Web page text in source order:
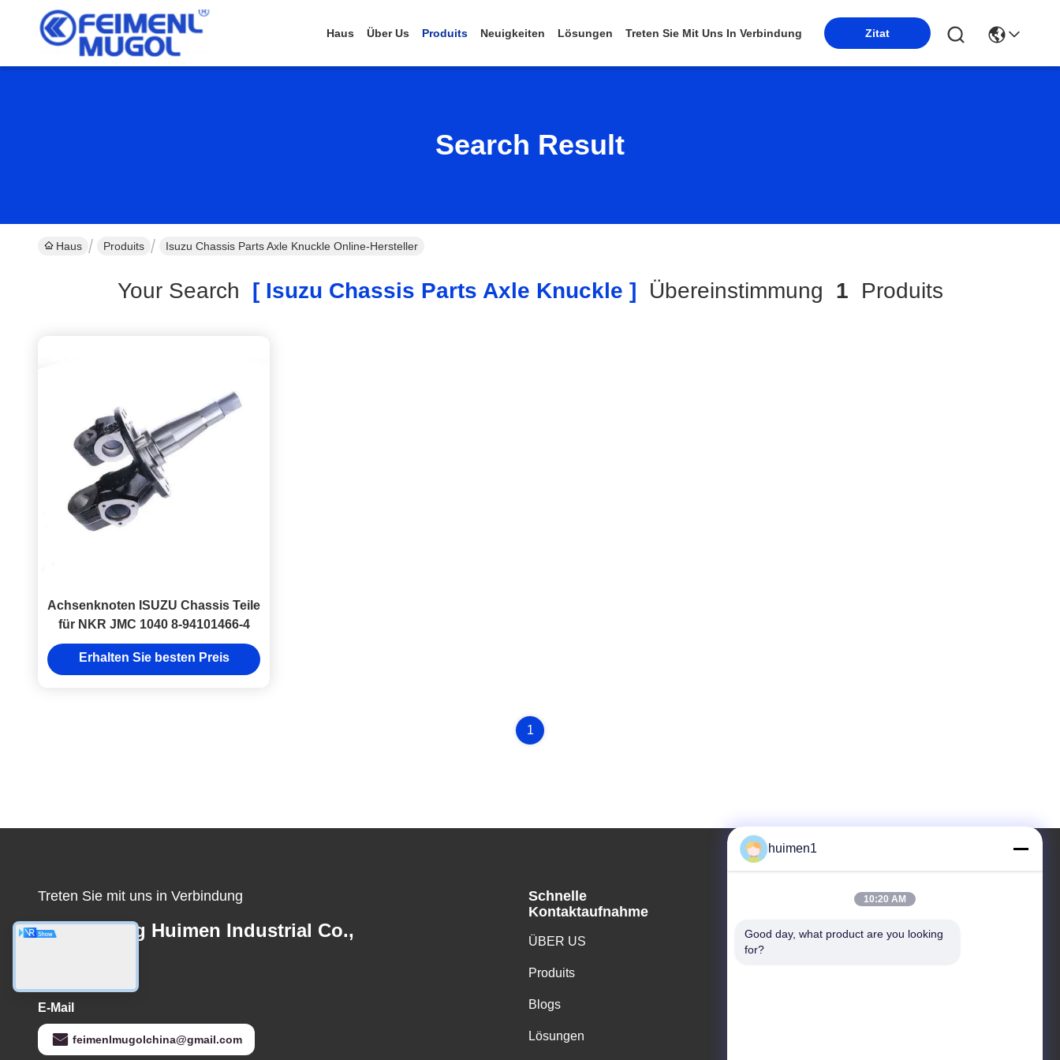
Haus Über Us Produits Neuigkeiten Lösungen Treten Sie Mit Uns In Verbindung Zitat
Search Result
Haus Produits Isuzu Chassis Parts Axle Knuckle Online-Hersteller
Your Search [ Isuzu Chassis Parts Axle Knuckle ] Übereinstimmung 1 Produits
Achsenknoten ISUZU Chassis Teile
für NKR JMC 1040 8-94101466-4
Erhalten Sie besten Preis
1
Treten Sie mit uns in Verbindung
Guangdong Huimen Industrial Co.,
E-Mail
feimenlmugolchina@gmail.com
Schnelle
Kontaktaufnahme
ÜBER US
Produits
Blogs
Lösungen
Unsere Adresse
Nr. 1-3, Shuiniupu Straße, Dorf Yongxing, Bezirk
huimen1
10:20 AM
Good day, what product are you looking
for?